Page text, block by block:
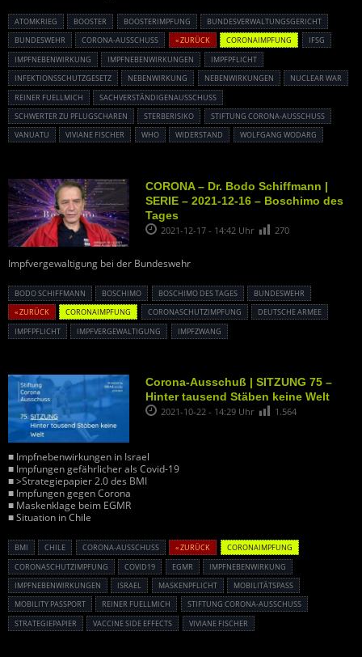
ATOMKRIEG BOOSTER BOOSTERIMPFUNG
BUNDESVERWALTUNGSGERICHT
BUNDESWEHR
CORONA-AUSSCHUSS « ZURÜCK CORONAIMPFUNG
IFSG
IMPFNEBENWIRKUNG
IMPFNEBENWIRKUNGEN
IMPFPFLICHT
INFEKTIONSSCHUTZGESETZ
NEBENWIRKUNG NEBENWIRKUNGEN
NUCLEAR WAR
REINER FUELLMICH
SACHVERSTÄNDIGENAUSSCHUSS
SCHWERTER ZU PFLUGSCHAREN
STERBERISIKO
STIFTUNG CORONA-AUSSCHUSS
VANUATU
VIVIANE FISCHER WHO WIDERSTAND WOLFGANG WODARG
CORONA – Dr. Bodo Schiffmann |
SERIE – 2021-12-16 – Boschimo des
Tages
2021-12-17 - 14:42 Uhr 270
Impfvergewaltigung bei der Bundeswehr
BODO SCHIFFMANN BOSCHIMO BOSCHIMO DES TAGES
BUNDESWEHR
« ZURÜCK
CORONAIMPFUNG CORONASCHUTZIMPFUNG
DEUTSCHE ARMEE
IMPFPFLICHT
IMPFVERGEWALTIGUNG IMPFZWANG
Corona-Ausschuß | SITZUNG 75 –
Hinter tausend Stäben keine Welt
2021-10-22 - 14:29 Uhr 1.564
■ Impfnebenwirkungen in Israel
■ Impfungen gefährlicher als Covid-19
■ >Strategiepapier 2.0 des BMI
■ Impfungen gegen Corona
■ Maskenklage beim EGMR
■ Situation in Chile
BMI CHILE CORONA-AUSSCHUSS « ZURÜCK
CORONAIMPFUNG
CORONASCHUTZIMPFUNG
COVID19 EGMR
IMPFNEBENWIRKUNG
IMPFNEBENWIRKUNGEN
ISRAEL MASKENPFLICHT
MOBILITÄTSPASS
MOBILITY PASSPORT
REINER FUELLMICH
STIFTUNG CORONA-AUSSCHUSS
STRATEGIEPAPIER
VACCINE SIDE EFFECTS VIVIANE FISCHER